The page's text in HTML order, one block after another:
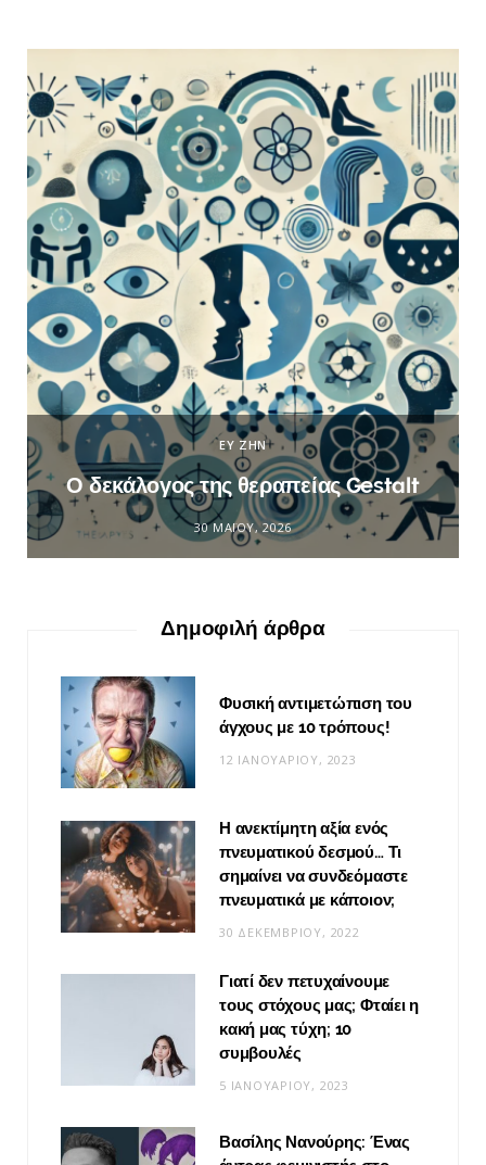
ΕΥ ΖΗΝ
Ο δεκάλογος της θεραπείας Gestalt
30 ΜΑΪ́ΟΥ, 2026
Δημοφιλή άρθρα
Φυσική αντιμετώπιση του
άγχους με 10 τρόπους!
12 ΙΑΝΟΥΑΡΊΟΥ, 2023
Η ανεκτίμητη αξία ενός
πνευματικού δεσμού… Τι
σημαίνει να συνδεόμαστε
πνευματικά με κάποιον;
30 ΔΕΚΕΜΒΡΊΟΥ, 2022
Γιατί δεν πετυχαίνουμε
τους στόχους μας; Φταίει η
κακή μας τύχη; 10
συμβουλές
5 ΙΑΝΟΥΑΡΊΟΥ, 2023
Βασίλης Νανούρης: Ένας